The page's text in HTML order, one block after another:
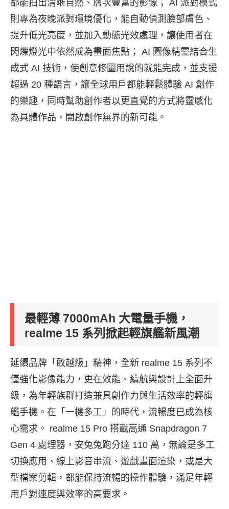
都能拍出清晰自然、層次豐富的影像； AI 派對模式
則專為夜晚派對環境優化，能自動偵測臉部膚色、
提升低光亮度，並加入動態光效處理，讓使用者在
閃爍燈光中依然成為畫面焦點； AI 圖像精靈結合生
成式 AI 技術，使創意修圖用說的就能完成，並支援
超過 20 種語言，讓全球用戶都能輕鬆體驗 AI 創作
的樂趣，同時幫助創作者以更直覺的方式將靈感化
為具體作品，開啟創作無界的新可能。
最輕薄 7000mAh 大電量手機，
realme 15 系列掀起輕旗艦新風潮
延續品牌「敢越級」精神，全新 realme 15 系列不
僅強化影像能力，更在效能、續航與設計上全面升
級，為年輕族群打造兼具創作力與生活效率的輕旗
艦手機。在「一機多工」的時代，流暢度已成為核
心需求。 realme 15 Pro 搭載高通 Snapdragon 7
Gen 4 處理器，安兔兔跑分達 110 萬，無論是多工
切換應用、線上影音串流、遊戲畫面渲染，或是大
型檔案剪輯，都能保持流暢的操作體驗，滿足年輕
用戶對速度與效率的高要求。